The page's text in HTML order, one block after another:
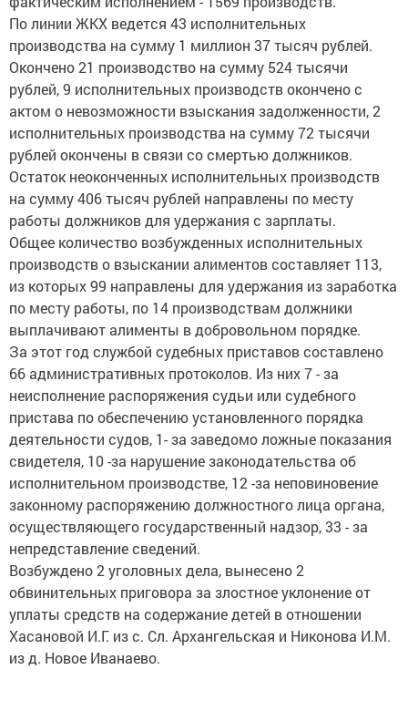
По линии ЖКХ ведется 43 исполнительных
производства на сумму 1 миллион 37 тысяч рублей.
Окончено 21 производство на сумму 524 тысячи
рублей, 9 исполнительных производств окончено с
актом о невозможности взыскания задолженности, 2
исполнительных производства на сумму 72 тысячи
рублей окончены в связи со смертью должников.
Остаток неоконченных исполнительных производств
на сумму 406 тысяч рублей направлены по месту
работы должников для удержания с зарплаты.
Общее количество возбужденных исполнительных
производств о взыскании алиментов составляет 113,
из которых 99 направлены для удержания из заработка
по месту работы, по 14 производствам должники
выплачивают алименты в добровольном порядке.
За этот год службой судебных приставов составлено
66 административных протоколов. Из них 7 - за
неисполнение распоряжения судьи или судебного
пристава по обеспечению установленного порядка
деятельности судов, 1- за заведомо ложные показания
свидетеля, 10 -за нарушение законодательства об
исполнительном производстве, 12 -за неповиновение
законному распоряжению должностного лица органа,
осуществляющего государственный надзор, 33 - за
непредставление сведений.
Возбуждено 2 уголовных дела, вынесено 2
обвинительных приговора за злостное уклонение от
уплаты средств на содержание детей в отношении
Хасановой И.Г. из с. Сл. Архангельская и Никонова И.М.
из д. Новое Иванаево.